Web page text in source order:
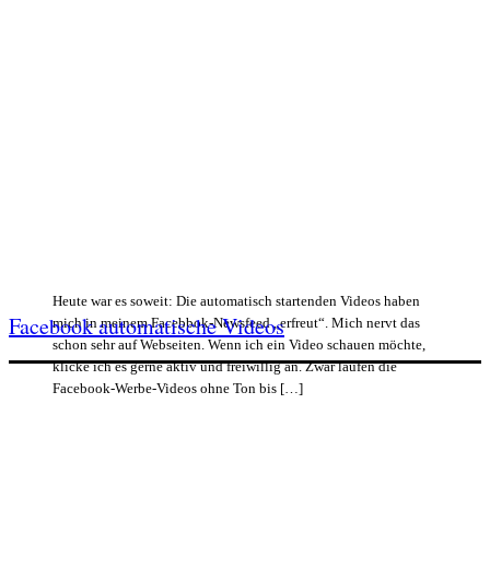
Heute war es soweit: Die automatisch startenden Videos haben
mich in meinem Facebbok-Newsfeed „erfreut“. Mich nervt das
schon sehr auf Webseiten. Wenn ich ein Video schauen möchte,
klicke ich es gerne aktiv und freiwillig an. Zwar laufen die
Facebook-Werbe-Videos ohne Ton bis […]
Facebook automatische Videos